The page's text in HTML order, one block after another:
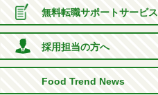
無料転職サポートサービス
採用担当の方へ
Food Trend News